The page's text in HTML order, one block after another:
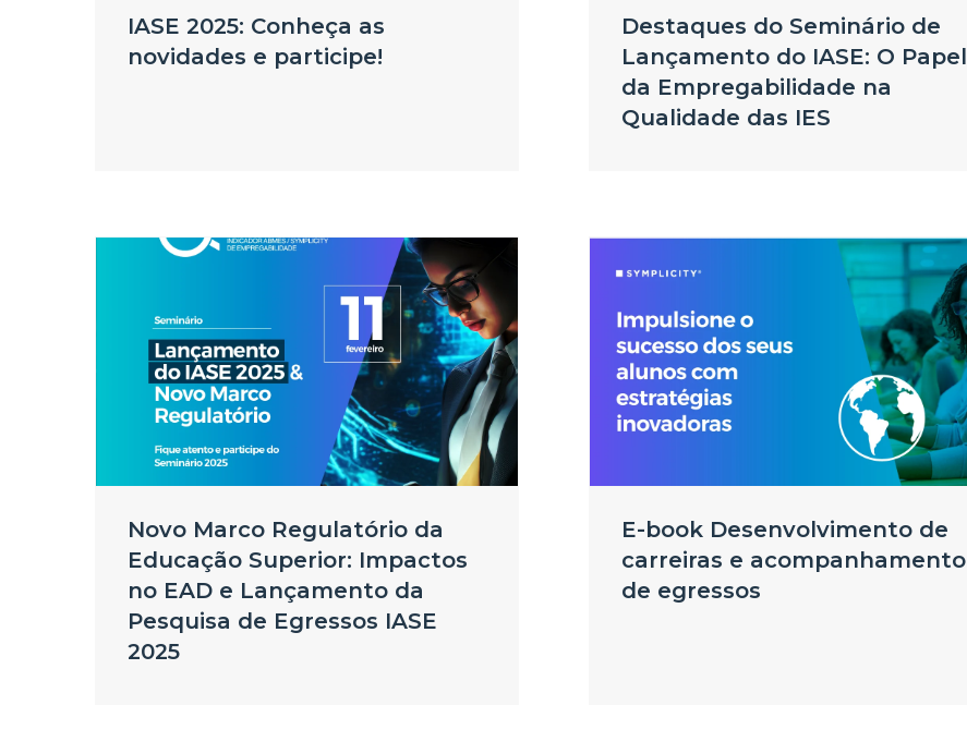
IASE 2025: Conheça as
novidades e participe!
Destaques do Seminário de
Lançamento do IASE: O Papel
da Empregabilidade na
Qualidade das IES
Novo Marco Regulatório da
Educação Superior: Impactos
no EAD e Lançamento da
Pesquisa de Egressos IASE
2025
E-book Desenvolvimento de
carreiras e acompanhamento
de egressos